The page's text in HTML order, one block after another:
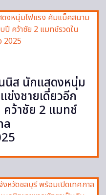
นิส นักแสดงหนุ่ม
งชายเดี่ยวอีก
คว้าชัย 2 แมทช์